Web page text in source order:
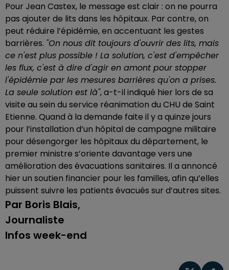
Pour Jean Castex, le message est clair : on ne pourra
pas ajouter de lits dans les hôpitaux. Par contre, on
peut réduire l’épidémie, en accentuant les gestes
barrières. "On nous dit toujours d'ouvrir des lits, mais
ce n'est plus possible ! La solution, c'est d'empêcher
les flux, c'est à dire d'agir en amont pour stopper
l'épidémie par les mesures barrières qu'on a prises.
La seule solution est là", a-t-il indiqué hier lors de sa
visite au sein du service réanimation du CHU de Saint
Etienne. Quand à la demande faite il y a quinze jours
pour l’installation d’un hôpital de campagne militaire
pour désengorger les hôpitaux du département, le
premier ministre s’oriente davantage vers une
amélioration des évacuations sanitaires. Il a annoncé
hier un soutien financier pour les familles, afin qu’elles
puissent suivre les patients évacués sur d’autres sites.
Par Boris Blais,
Journaliste
Infos week-end